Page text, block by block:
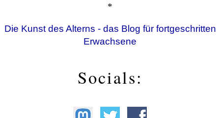
*
Die Kunst des Alterns - das Blog für fortgeschritten
Erwachsene
Socials: